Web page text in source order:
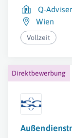
Q-
Wien
Vollzeit
Direktbewerbung